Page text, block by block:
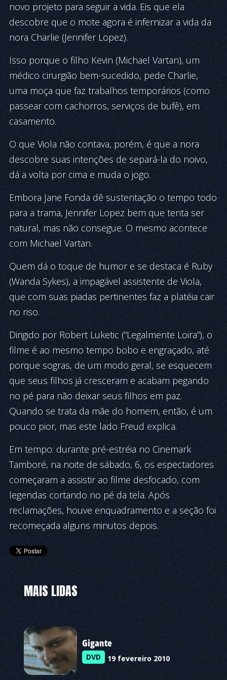
novo projeto para seguir a vida. Eis que ela
descobre que o mote agora é infernizar a vida da
nora Charlie (Jennifer Lopez).
Isso porque o filho Kevin (Michael Vartan), um
médico cirurgião bem-sucedido, pede Charlie,
uma moça que faz trabalhos temporários (como
passear com cachorros, serviços de bufê), em
casamento.
O que Viola não contava, porém, é que a nora
descobre suas intenções de separá-la do noivo,
dá a volta por cima e muda o jogo.
Embora Jane Fonda dê sustentação o tempo todo
para a trama, Jennifer Lopez bem que tenta ser
natural, mas não consegue. O mesmo acontece
com Michael Vartan.
Quem dá o toque de humor e se destaca é Ruby
(Wanda Sykes), a impagável assistente de Viola,
que com suas piadas pertinentes faz a platéia cair
no riso.
Dirigido por Robert Luketic (“Legalmente Loira”), o
filme é ao mesmo tempo bobo e engraçado, até
porque sogras, de um modo geral, se esquecem
que seus filhos já cresceram e acabam pegando
no pé para não deixar seus filhos em paz.
Quando se trata da mãe do homem, então, é um
pouco pior, mas este lado Freud explica.
Em tempo: durante pré-estréia no Cinemark
Tamboré, na noite de sábado, 6, os espectadores
começaram a assistir ao filme desfocado, com
legendas cortando no pé da tela. Após
reclamações, houve enquadramento e a seção foi
recomeçada alguns minutos depois.
MAIS LIDAS
Gigante
DVD 19 fevereiro 2010